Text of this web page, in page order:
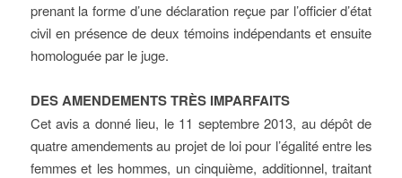
prenant la forme d’une déclaration reçue par l’officier d’état
civil en présence de deux témoins indépendants et ensuite
homologuée par le juge.
DES AMENDEMENTS TRÈS IMPARFAITS
Cet avis a donné lieu, le 11 septembre 2013, au dépôt de
quatre amendements au projet de loi pour l’égalité entre les
femmes et les hommes, un cinquième, additionnel, traitant